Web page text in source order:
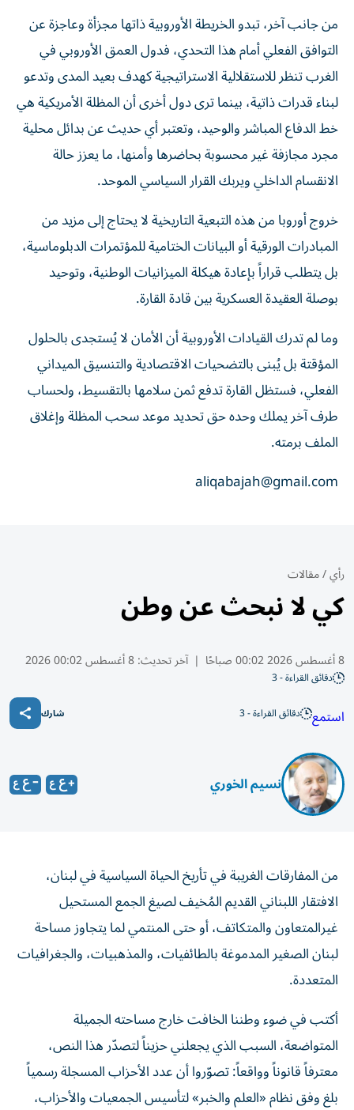
من جانب آخر، تبدو الخريطة الأوروبية ذاتها مجزأة وعاجزة عن
التوافق الفعلي أمام هذا التحدي، فدول العمق الأوروبي في
الغرب تنظر للاستقلالية الاستراتيجية كهدف بعيد المدى وتدعو
لبناء قدرات ذاتية، بينما ترى دول أخرى أن المظلة الأمريكية هي
خط الدفاع المباشر والوحيد، وتعتبر أي حديث عن بدائل محلية
مجرد مجازفة غير محسوبة بحاضرها وأمنها، ما يعزز حالة
الانقسام الداخلي ويربك القرار السياسي الموحد.
خروج أوروبا من هذه التبعية التاريخية لا يحتاج إلى مزيد من
المبادرات الورقية أو البيانات الختامية للمؤتمرات الدبلوماسية،
بل يتطلب قراراً بإعادة هيكلة الميزانيات الوطنية، وتوحيد
بوصلة العقيدة العسكرية بين قادة القارة.
وما لم تدرك القيادات الأوروبية أن الأمان لا يُستجدى بالحلول
المؤقتة بل يُبنى بالتضحيات الاقتصادية والتنسيق الميداني
الفعلي، فستظل القارة تدفع ثمن سلامها بالتقسيط، ولحساب
طرف آخر يملك وحده حق تحديد موعد سحب المظلة وإغلاق
الملف برمته.
aliqabajah@gmail.com
رأي/مقالات
كي لا نبحث عن وطن
8 أغسطس 2026 00:02 صباحًا | آخر تحديث:8 أغسطس 00:02 2026
دقائق القراءة - 3
استمع دقائق القراءة - 3 شارك
نسيم الخوري
من المفارقات الغريبة في تأريخ الحياة السياسية في لبنان،
الافتقار اللبناني القديم المُخيف لصيغ الجمع المستحيل
غيرالمتعاون والمتكاتف، أو حتى المنتمي لما يتجاوز مساحة
لبنان الصغير المدموغة بالطائفيات، والمذهبيات، والجغرافيات
المتعددة.
أكتب في ضوء وطننا الخافت خارج مساحته الجميلة
المتواضعة، السبب الذي يجعلني حزيناً لتصدّر هذا النص،
معترفاً قانوناً وواقعاً: تصوّروا أن عدد الأحزاب المسجلة رسمياً
بلغ وفق نظام «العلم والخبر» لتأسيس الجمعيات والأحزاب،